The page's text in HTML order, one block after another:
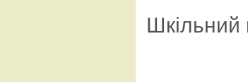
Шкільний